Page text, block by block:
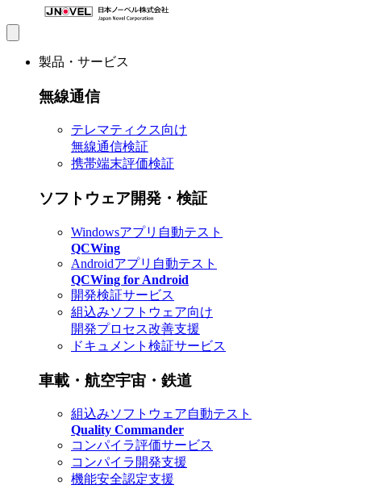
製品・サービス
無線通信
テレマティクス向け
無線通信検証
携帯端末評価検証
ソフトウェア開発・検証
Windowsアプリ自動テスト
QCWing
Androidアプリ自動テスト
QCWing for Android
開発検証サービス
組込みソフトウェア向け
開発プロセス改善支援
ドキュメント検証サービス
車載・航空宇宙・鉄道
組込みソフトウェア自動テスト
Quality Commander
コンパイラ評価サービス
コンパイラ開発支援
機能安全認定支援